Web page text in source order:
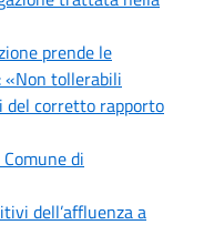
prende le
tollerabili
corretto rapporto
di
dell’affluenza a